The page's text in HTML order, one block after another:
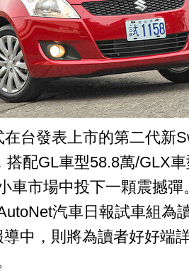
台發表上市的第二代新
搭配GL車型58.8萬/GLX
車市場中投下一顆震撼
汽車日報試車組為
中，則將為讀者好好端